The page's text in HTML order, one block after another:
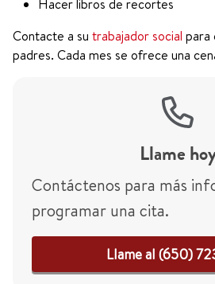
Hacer libros de recortes
Contacte a su trabajador social para
padres. Cada mes se ofrece una
Llame
Contáctenos para más
programar una cita.
Llame al (650)